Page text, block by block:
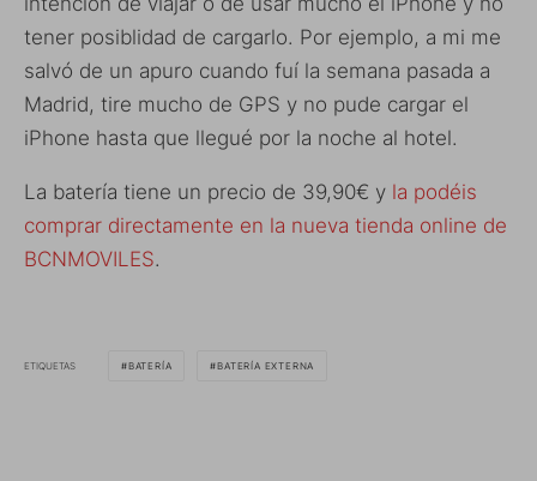
tener posiblidad de cargarlo. Por ejemplo, a mi me
salvó de un apuro cuando fuí la semana pasada a
Madrid, tire mucho de GPS y no pude cargar el
iPhone hasta que llegué por la noche al hotel.
La batería tiene un precio de 39,90€ y la podéis
comprar directamente en la nueva tienda online de
BCNMOVILES.
ETIQUETAS BATERÍA BATERÍA EXTERNA